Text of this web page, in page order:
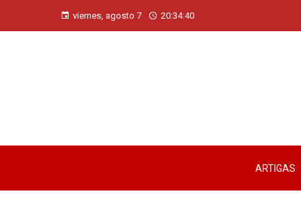
viernes, agosto 7 20:34:41
ARTIGAS